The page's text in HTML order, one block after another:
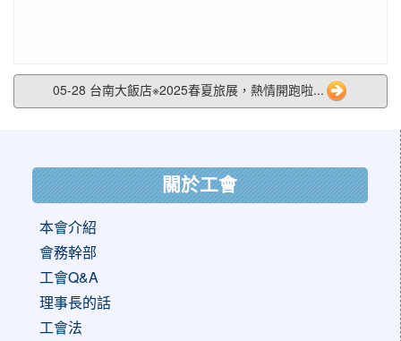
05-28 台南大飯店※2025春夏旅展，熱情開跑啦...
關於工會
本會介紹
會務幹部
工會Q&A
理事長的話
工會法